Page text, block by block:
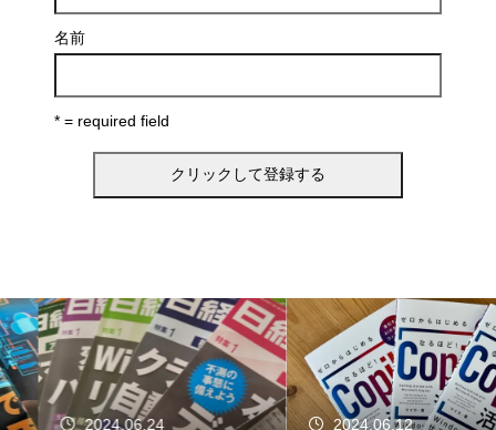
名前
* = required field
2024.06.24 2024.06.12